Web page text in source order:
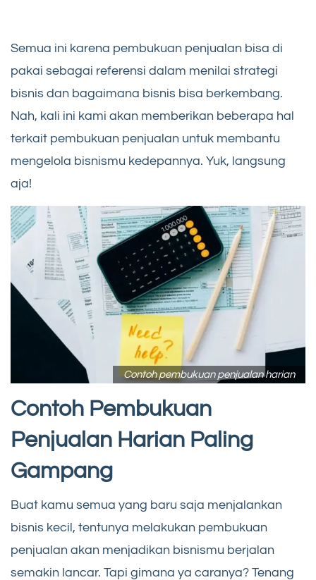
Semua ini karena pembukuan penjualan bisa di
pakai sebagai referensi dalam menilai strategi
bisnis dan bagaimana bisnis bisa berkembang.
Nah, kali ini kami akan memberikan beberapa hal
terkait pembukuan penjualan untuk membantu
mengelola bisnismu kedepannya. Yuk, langsung
aja!
Contoh pembukuan penjualan harian
Contoh Pembukuan
Penjualan Harian Paling
Gampang
Buat kamu semua yang baru saja menjalankan
bisnis kecil, tentunya melakukan pembukuan
penjualan akan menjadikan bisnismu berjalan
semakin lancar. Tapi gimana ya caranya? Tenang